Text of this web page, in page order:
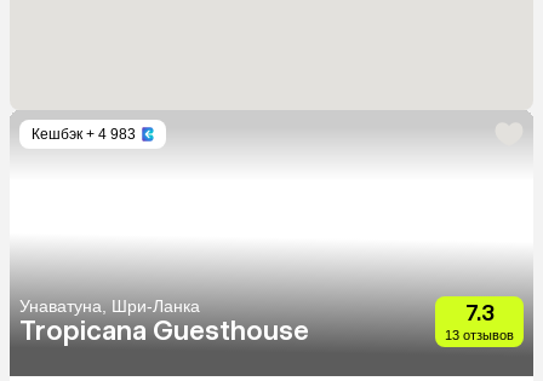
Кешбэк + 4 983
Унаватуна, Шри-Ланка
Tropicana Guesthouse
7.3
13 отзывов